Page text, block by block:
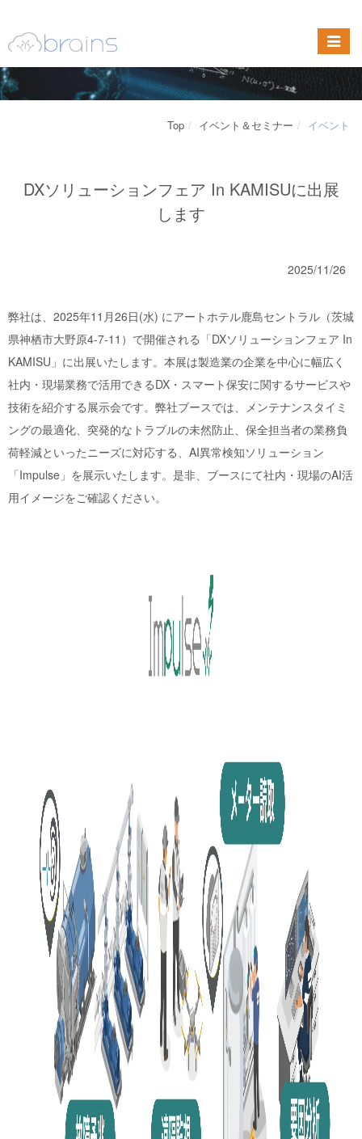
Top イベント＆セミナー イベント
DXソリューションフェア In KAMISUに出展
します
2025/11/26
弊社は、2025年11月26日(水) にアートホテル鹿島セントラル（茨城
県神栖市大野原4-7-11）で開催される「DXソリューションフェア In
KAMISU」に出展いたします。本展は製造業の企業を中心に幅広く
社内・現場業務で活用できるDX・スマート保安に関するサービスや
技術を紹介する展示会です。弊社ブースでは、メンテナンスタイミ
ングの最適化、突発的なトラブルの未然防止、保全担当者の業務負
荷軽減といったニーズに対応する、AI異常検知ソリューション
「Impulse」を展示いたします。是非、ブースにて社内・現場のAI活
用イメージをご確認ください。